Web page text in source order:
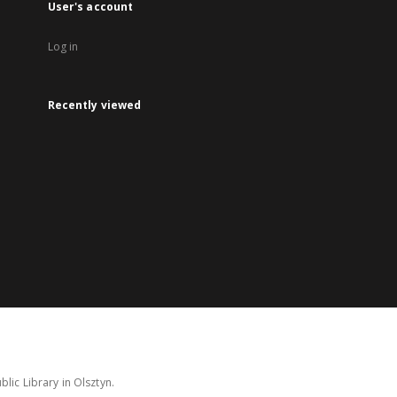
User's account
Log in
Recently viewed
Library in Olsztyn.